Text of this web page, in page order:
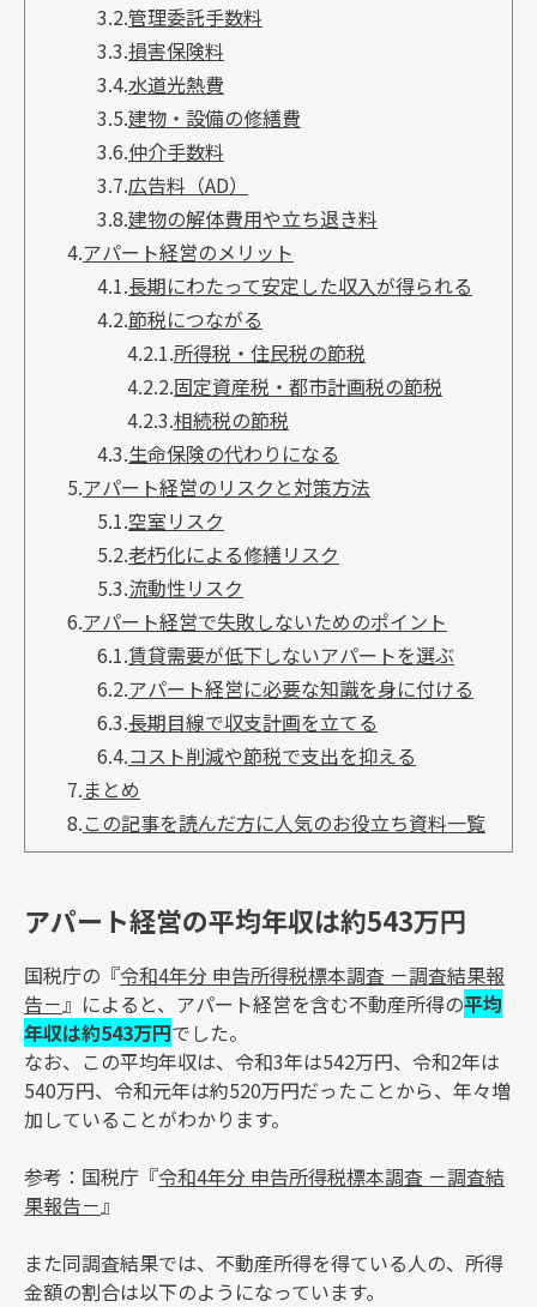
3.2.管理委託手数料
3.3.損害保険料
3.4.水道光熱費
3.5.建物・設備の修繕費
3.6.仲介手数料
3.7.広告料（AD）
3.8.建物の解体費用や立ち退き料
4.アパート経営のメリット
4.1.長期にわたって安定した収入が得られる
4.2.節税につながる
4.2.1.所得税・住民税の節税
4.2.2.固定資産税・都市計画税の節税
4.2.3.相続税の節税
4.3.生命保険の代わりになる
5.アパート経営のリスクと対策方法
5.1.空室リスク
5.2.老朽化による修繕リスク
5.3.流動性リスク
6.アパート経営で失敗しないためのポイント
6.1.賃貸需要が低下しないアパートを選ぶ
6.2.アパート経営に必要な知識を身に付ける
6.3.長期目線で収支計画を立てる
6.4.コスト削減や節税で支出を抑える
7.まとめ
8.この記事を読んだ方に人気のお役立ち資料一覧
アパート経営の平均年収は約543万円
国税庁の『令和4年分 申告所得税標本調査 －調査結果報
告－ 』によると、アパート経営を含む不動産所得の平均
年収は約543万円でした。
なお、この平均年収は、令和3年は542万円、令和2年は
540万円、令和元年は約520万円だったことから、年々増
加していることがわかります。
参考：国税庁『令和4年分 申告所得税標本調査 －調査結
果報告－ 』
また同調査結果では、不動産所得を得ている人の、所得
金額の割合は以下のようになっています。